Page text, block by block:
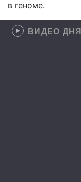
в геноме.
ВИДЕО ДНЯ